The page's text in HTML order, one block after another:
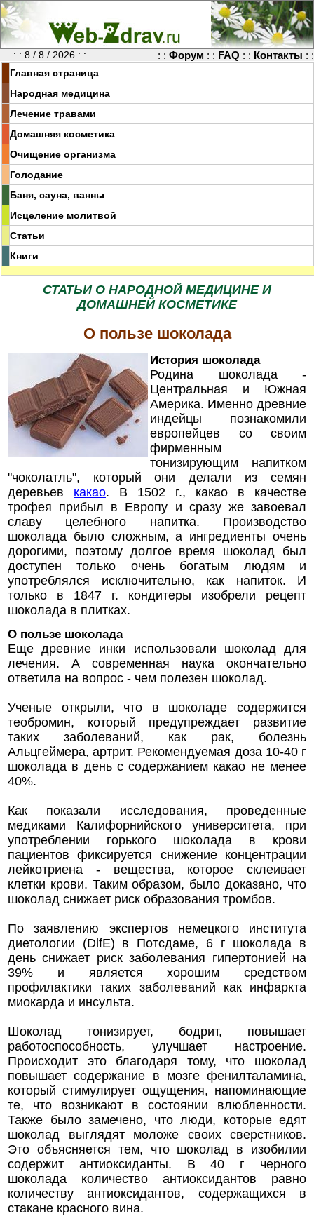
: : 8 / 8 / 2026 : : : : Форум : : FAQ : : Контакты : :
Главная страница
Народная медицина
Лечение травами
Домашняя косметика
Очищение организма
Голодание
Баня, сауна, ванны
Исцеление молитвой
Статьи
Книги
СТАТЬИ О НАРОДНОЙ МЕДИЦИНЕ И
ДОМАШНЕЙ КОСМЕТИКЕ
О пользе шоколада
История шоколада
Родина шоколада -
Центральная и Южная
Америка. Именно древние
индейцы познакомили
европейцев со своим
фирменным
тонизирующим напитком
"чоколатль", который они делали из семян
деревьев какао. В 1502 г., какао в качестве
трофея прибыл в Европу и сразу же завоевал
славу целебного напитка. Производство
шоколада было сложным, а ингредиенты очень
дорогими, поэтому долгое время шоколад был
доступен только очень богатым людям и
употреблялся исключительно, как напиток. И
только в 1847 г. кондитеры изобрели рецепт
шоколада в плитках.
О пользе шоколада
Еще древние инки использовали шоколад для
лечения. А современная наука окончательно
ответила на вопрос - чем полезен шоколад.
Ученые открыли, что в шоколаде содержится
теобромин, который предупреждает развитие
таких заболеваний, как рак, болезнь
Альцгеймера, артрит. Рекомендуемая доза 10-40 г
шоколада в день с содержанием какао не менее
40%.
Как показали исследования, проведенные
медиками Калифорнийского университета, при
употреблении горького шоколада в крови
пациентов фиксируется снижение концентрации
лейкотриена - вещества, которое склеивает
клетки крови. Таким образом, было доказано, что
шоколад снижает риск образования тромбов.
По заявлению экспертов немецкого института
диетологии (DlfE) в Потсдаме, 6 г шоколада в
день снижает риск заболевания гипертонией на
39% и является хорошим средством
профилактики таких заболеваний как инфаркта
миокарда и инсульта.
Шоколад тонизирует, бодрит, повышает
работоспособность, улучшает настроение.
Происходит это благодаря тому, что шоколад
повышает содержание в мозге фенилталамина,
который стимулирует ощущения, напоминающие
те, что возникают в состоянии влюбленности.
Также было замечено, что люди, которые едят
шоколад выглядят моложе своих сверстников.
Это объясняется тем, что шоколад в изобилии
содержит антиоксиданты. В 40 г черного
шоколада количество антиоксидантов равно
количеству антиоксидантов, содержащихся в
стакане красного вина.